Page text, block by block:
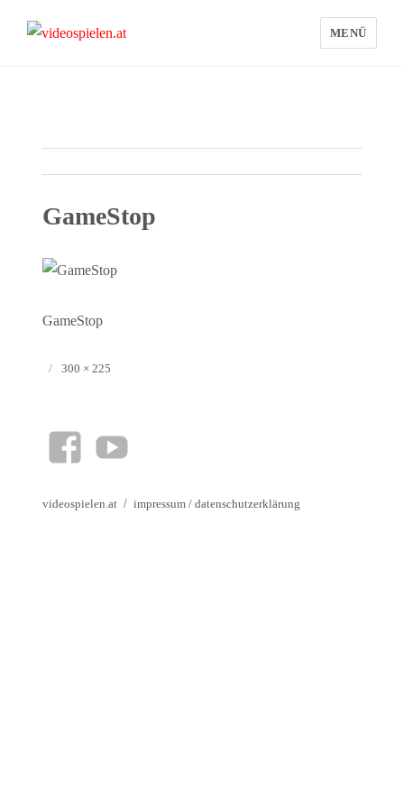
MENÜ
GameStop
GameStop
Veröffentlicht
Originalgröße
300 × 225
facebookYouTube
videospielen.at impressum /datenschutzerklärung